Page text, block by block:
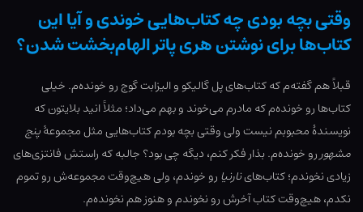
وقتی بچه بودی چه کتاب‌هایی خوندی و آیا این
کتاب‌ها برای نوشتن هری پاتر الهام‌بخشت شدن؟
قبلاً هم گفته‌م که کتاب‌های پل گالیکو و الیزابت گوج رو خونده‌م. خیلی
کتاب‌ها رو خونده‌م که مادرم می‌خوند و بهم می‌داد؛ مثلاً انید بلایتون که
نویسندۀ محبوبم نیست ولی وقتی بچه بودم کتاب‌هایی مثل مجموعۀپنج
مشهوررو خونده‌م. بذار فکر کنم، دیگه چی بود؟ جالبه که راستش فانتزی‌های
زیادی نخوندم؛ کتاب‌هاینارنیا رو خوندم، ولی هیچ‌وقت مجموعه‌ش رو تموم
نکدم، هیچ‌وقت کتاب آخرش رو نخوندم و هنوز هم نخونده‌م.